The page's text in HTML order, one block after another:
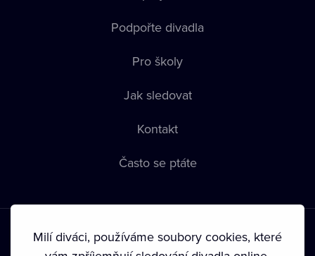
Podpořte divadla
Pro školy
Jak sledovat
Kontakt
Často se ptáte
Milí diváci, používáme soubory cookies, které